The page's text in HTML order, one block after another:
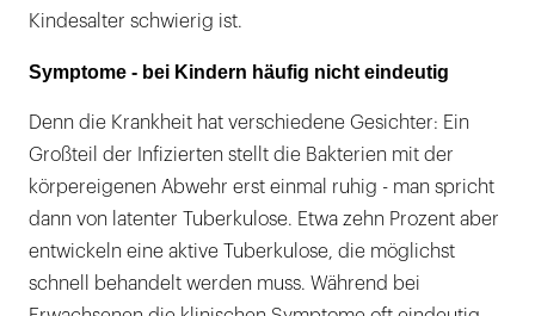
Kindesalter schwierig ist.
Symptome - bei Kindern häufig nicht eindeutig
Denn die Krankheit hat verschiedene Gesichter: Ein
Großteil der Infizierten stellt die Bakterien mit der
körpereigenen Abwehr erst einmal ruhig - man spricht
dann von latenter Tuberkulose. Etwa zehn Prozent aber
entwickeln eine aktive Tuberkulose, die möglichst
schnell behandelt werden muss. Während bei